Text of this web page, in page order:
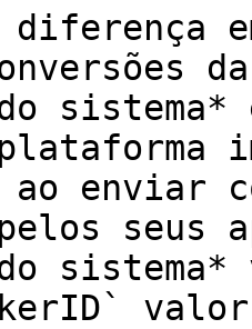
sistema*
ao enviar
seus
sistema*